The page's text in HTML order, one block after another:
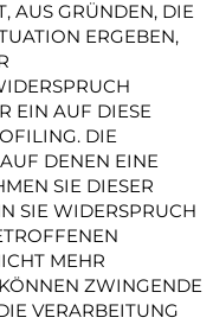
AUS GRÜNDEN, DIE
ERGEBEN,
EIN AUF DIESE
DIE
DENEN EINE
SIE DIESER
SIE WIDERSPRUCH
MEHR
ZWINGENDE
VERARBEITUNG